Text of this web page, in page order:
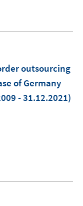
outsourcing
of Germany
- 31.12.2021)